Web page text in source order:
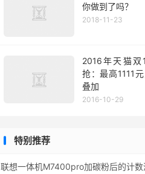
你做到了吗？
2018-11-23
2016年天猫
抢：最高1111
叠加
2016-10-29
特别推荐
联想一体机M7400pro加碳粉后的计数